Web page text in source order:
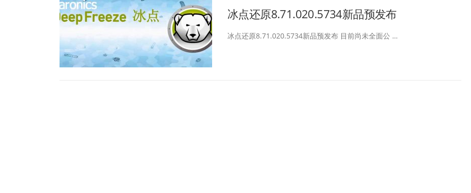
冰点还原8.71.020.5734新品预发布
冰点还原8.71.020.5734新品预发布 目前尚未全面公 …